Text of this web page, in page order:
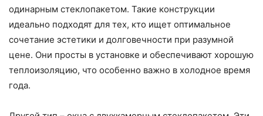
одинарным стеклопакетом. Такие конструкции
идеально подходят для тех, кто ищет оптимальное
сочетание эстетики и долговечности при разумной
цене. Они просты в установке и обеспечивают хорошую
теплоизоляцию, что особенно важно в холодное время
года.